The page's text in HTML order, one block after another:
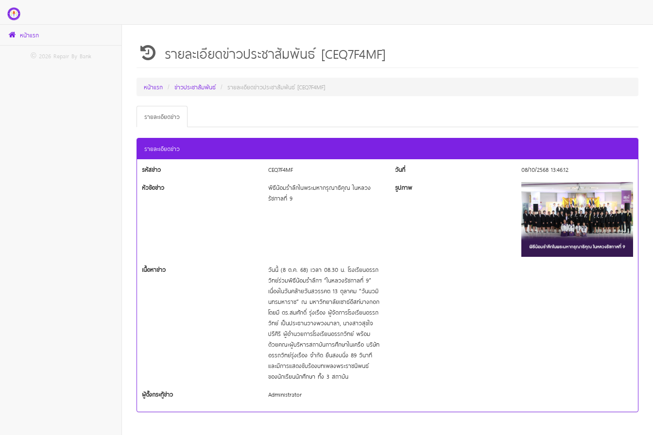
หน้าแรก
© 2026 Repair By Bank รายละเอียดข่าวประชาสัมพันธ์ [CEQ7F4MF]
หน้าแรก ข่าวประชาสัมพันธ์ รายละเอียดข่าวประชาสัมพันธ์ [CEQ7F4MF]
รายละเอียดข่าว
รายละเอียดข่าว
รหัสข่าว CEQ7F4MF วันที่ 08/10/2568 13:46:12
หัวข้อข่าว
พิธีน้อมรำลึกในพระมหากรุณาธิคุณ ในหลวง
รัชกาลที่ 9
รูปภาพ
เนื้อหาข่าว
วันนี้ (8 ต.ค. 68) เวลา 08.30 น. โรงเรียนอรรถ
วิทย์ร่วมพิธีน้อมรำลึกฯ “ในหลวงรัชกาลที่ 9”
เนื่องในวันคล้ายวันสวรรคต 13 ตุลาคม “วันนวมิ
นทรมหาราช” ณ มหาวิทยาลัยเซาธ์อีสท์บางกอก
โดยมี ดร.สมศักดิ์ รุ่งเรือง ผู้จัดการโรงเรียนอรรถ
วิทย์ เป็นประธานวางพวงมาลา, นางสาวสุขใจ
ปรีศิริ ผู้อำนวยการโรงเรียนอรรถวิทย์ พร้อม
ด้วยคณะผู้บริหารสถาบันการศึกษาในเครือ บริษัท
อรรถวิทย์รุ่งเรือง จำกัด ยืนสงบนิ่ง 89 วินาที
และมีการแสดงขับร้องบทเพลงพระราชนิพนธ์
ของนักเรียนนักศึกษา ทั้ง 3 สถาบัน
ผู้ตั้งกระทู้ข่าว Administrator